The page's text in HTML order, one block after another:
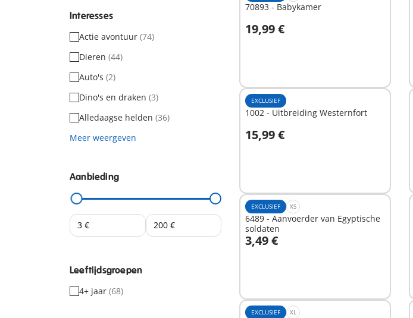
Interesses
Actie avontuur (74)
Dieren (44)
Auto's (2)
Dino's en draken (3)
Alledaagse helden (36)
Meer weergeven
Aanbieding
Leeftijdsgroepen
4+ jaar (68)
70893 - Babykamer
19,99 €
In winkelwagen
EXCLUSIEF
1002 - Uitbreiding Westernfort
15,99 €
In winkelwagen
EXCLUSIEF XS
6489 - Aanvoerder van Egyptische
soldaten
3,49 €
EXCLUSIEF XL